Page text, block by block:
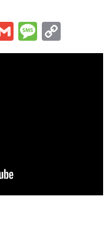
Gmail
Link